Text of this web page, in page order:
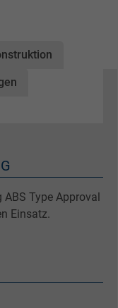
Type Approval
Einsatz.